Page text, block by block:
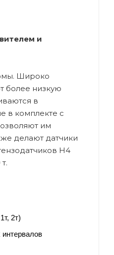
и
Широко
более низкую
в
в комплекте с
им
делают датчики
Н4
2т)